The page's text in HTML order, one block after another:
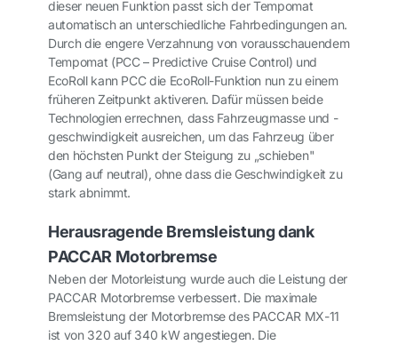
dieser neuen Funktion passt sich der Tempomat
automatisch an unterschiedliche Fahrbedingungen an.
Durch die engere Verzahnung von vorausschauendem
Tempomat (PCC – Predictive Cruise Control) und
EcoRoll kann PCC die EcoRoll-Funktion nun zu einem
früheren Zeitpunkt aktiveren. Dafür müssen beide
Technologien errechnen, dass Fahrzeugmasse und -
geschwindigkeit ausreichen, um das Fahrzeug über
den höchsten Punkt der Steigung zu „schieben"
(Gang auf neutral), ohne dass die Geschwindigkeit zu
stark abnimmt.
Herausragende Bremsleistung dank
PACCAR Motorbremse
Neben der Motorleistung wurde auch die Leistung der
PACCAR Motorbremse verbessert. Die maximale
Bremsleistung der Motorbremse des PACCAR MX-11
ist von 320 auf 340 kW angestiegen. Die